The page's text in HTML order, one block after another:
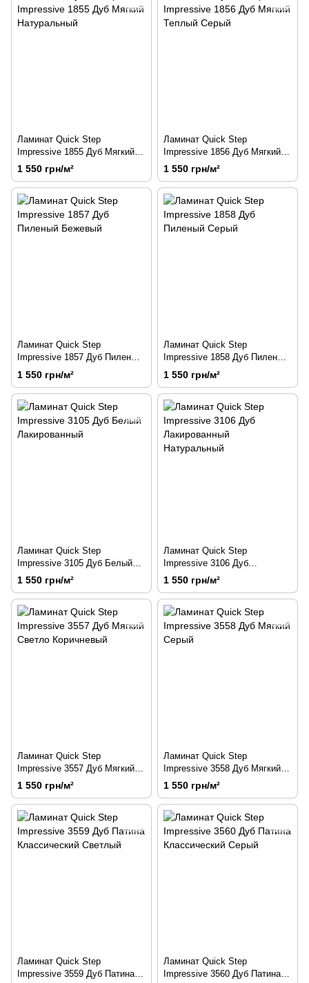
Ламинат Quick Step
Impressive 1855 Дуб Мягкий
Натуральный
1 550 грн/м²
Ламинат Quick Step
Impressive 1856 Дуб Мягкий
Теплый Серый
1 550 грн/м²
Ламинат Quick Step
Impressive 1857 Дуб Пиленый
Бежевый
1 550 грн/м²
Ламинат Quick Step
Impressive 1858 Дуб Пиленый
Серый
1 550 грн/м²
Ламинат Quick Step
Impressive 3105 Дуб Белый
Лакированный
1 550 грн/м²
Ламинат Quick Step
Impressive 3106 Дуб
Лакированный Натуральный
1 550 грн/м²
Ламинат Quick Step
Impressive 3557 Дуб Мягкий
Светло Коричневый
1 550 грн/м²
Ламинат Quick Step
Impressive 3558 Дуб Мягкий
Серый
1 550 грн/м²
Ламинат Quick Step
Impressive 3559 Дуб Патина
Ламинат Quick Step
Impressive 3560 Дуб Патина